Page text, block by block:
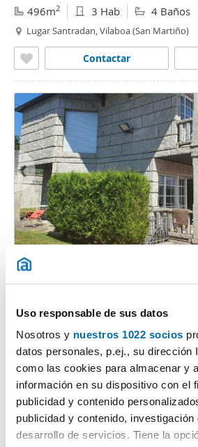
Uso responsable de sus datos
Nosotros y nuestros 1022 socios
datos personales, p.ej., su dirección
como las cookies para almacenar y
información en su dispositivo con el
publicidad y contenido
publicidad y contenido, investigación
desarrollo de servicios. Tiene la
496m2 3 Hab 4 Baños
Lugar Santradan, Vilaboa (San Martiño)
Contactar
2.200€
270m2 4 Hab 3 Baños
Contactar